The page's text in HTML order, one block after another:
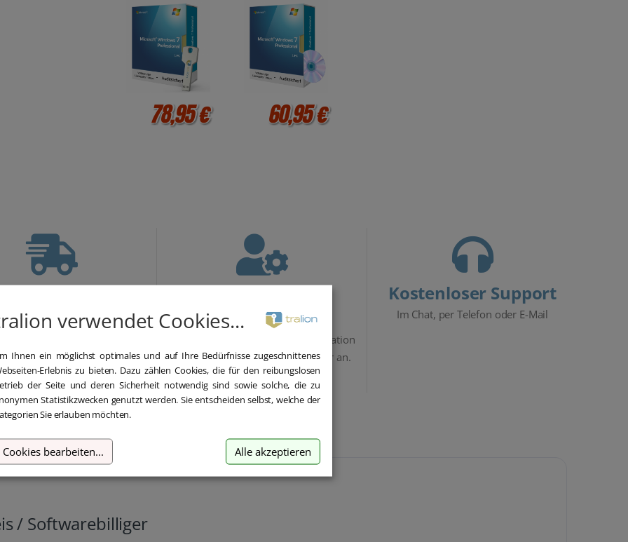
78,95 € 60,95 €
Blitzversand
und Sofortdownload
5-30 Minuten.
Hilfe bei der
Installation
Wir bieten Ihnen bei der Erstinstallation
kostenlose Hilfe über Teamviewer an.
Kostenloser Support
Im Chat, per Telefon oder E-Mail
Beschreibung Lieferumfang
/ Softwarebilliger
verwendet Cookies...
Ihnen ein möglichst optimales und auf Ihre Bedürfnisse zugeschnittenes
Erlebnis zu bieten. Dazu zählen Cookies, die für den reibungslosen
der Seite und deren Sicherheit notwendig sind sowie solche, die zu
Statistikzwecken genutzt werden. Sie entscheiden selbst, welche der
Sie erlauben möchten.
Cookies bearbeiten... Alle akzeptieren